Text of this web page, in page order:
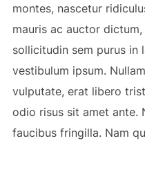
montes, nascetur
mauris ac auctor
sollicitudin sem purus in
vestibulum ipsum.
vulputate, erat libero
odio risus sit amet ante.
faucibus fringilla. Nam